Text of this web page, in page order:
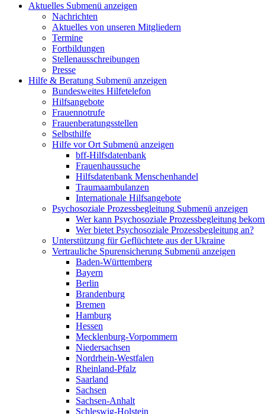
Aktuelles Submenü anzeigen
Nachrichten
Aktuelles von unseren Mitgliedern
Termine
Fortbildungen
Stellenausschreibungen
Presse
Hilfe & Beratung Submenü anzeigen
Bundesweites Hilfetelefon
Hilfsangebote
Frauennotrufe
Frauenberatungsstellen
Selbsthilfe
Hilfe vor Ort Submenü anzeigen
bff-Hilfsdatenbank
Frauenhaussuche
Hilfsdatenbank Menschenhandel
Traumaambulanzen
Internationale Hilfsangebote
Psychosoziale Prozessbegleitung Submenü anzeigen
Wer kann Psychosoziale Prozessbegleitung
Wer bietet Psychosoziale Prozessbegleitung an?
Unterstützung für Geflüchtete aus der Ukraine
Vertrauliche Spurensicherung Submenü anzeigen
Baden-Württemberg
Bayern
Berlin
Brandenburg
Bremen
Hamburg
Hessen
Mecklenburg-Vorpommern
Niedersachsen
Nordrhein-Westfalen
Rheinland-Pfalz
Saarland
Sachsen
Sachsen-Anhalt
Schleswig-Holstein